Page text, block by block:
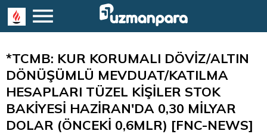
*TCMB: KUR KORUMALI DÖVİZ/ALTIN
DÖNÜŞÜMLÜ MEVDUAT/KATILMA
HESAPLARI TÜZEL KİŞİLER STOK
BAKİYESİ HAZİRAN'DA 0,30 MİLYAR
DOLAR (ÖNCEKİ 0,6MLR) [FNC-NEWS]